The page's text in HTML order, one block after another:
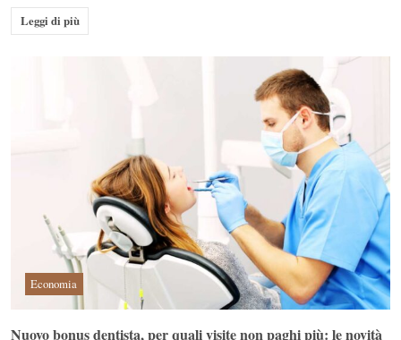
Leggi di più
Economia
Nuovo bonus dentista, per quali visite non paghi più: le novità